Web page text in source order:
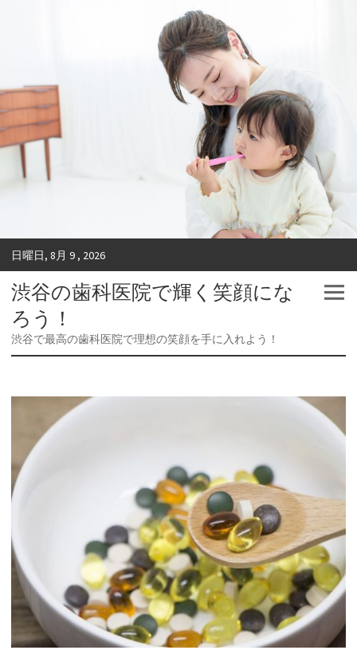
日曜日, 8月 9 , 2026
渋谷の歯科医院で輝く笑顔にな
ろう！
渋谷で最高の歯科医院で理想の笑顔を手に入れよう！